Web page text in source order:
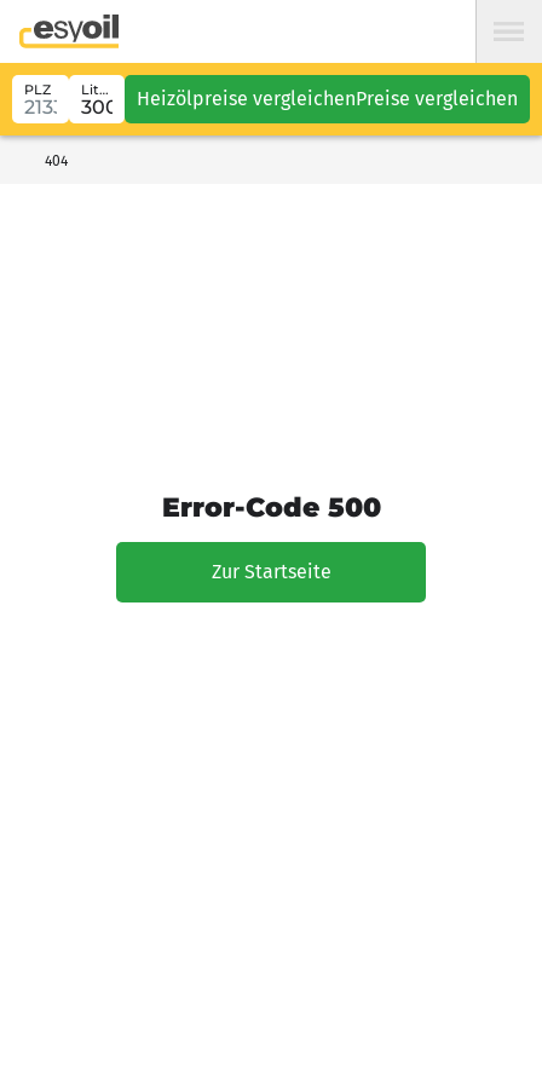
PLZ Liter Heizölpreise vergleichenPreise vergleichen
404
Error-Code 500
Zur Startseite